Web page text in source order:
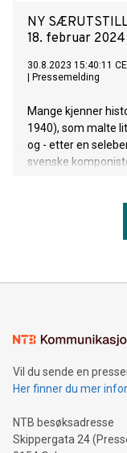
NY
18. februar 2024
30.8.2023 15:40:11
Pressemelding
Mange kjenner
1940), som malte
og - etter en
svenske
av design,
Vil du sende en
Her finner du mer
NTB besøksadresse
Skippergata 24